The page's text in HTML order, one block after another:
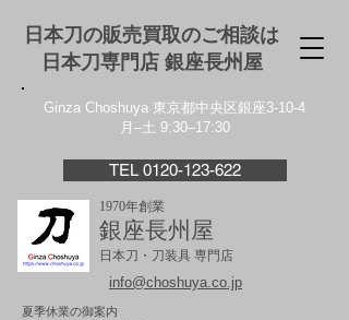
日本刀の販売買取のご相談は
日本刀専門店 銀座⻑州屋
Ginza Choshuya 東京都中央区銀座3-10-4
月–土 9:30–17:30
TEL 0120-123-622
1970年創業
銀座長州屋
日本刀・刀装具 専門店
info@choshuya.co.jp
夏季休業の御案内